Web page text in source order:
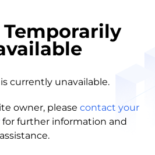
Temporarily
currently unavailable.
owner, please contact your
for further information and
assistance.